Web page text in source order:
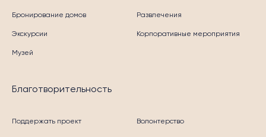
Бронирование домов
Экскурсии
Музей
Развлечения
Корпоративные мероприятия
Благотворительность
Поддержать проект Волонтерство